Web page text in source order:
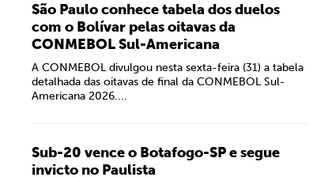
São Paulo conhece tabela dos duelos
com o Bolívar pelas oitavas da
CONMEBOL Sul-Americana
A CONMEBOL divulgou nesta sexta-feira (31) a tabela
detalhada das oitavas de final da CONMEBOL Sul-
Americana 2026....
Sub-20 vence o Botafogo-SP e segue
invicto no Paulista